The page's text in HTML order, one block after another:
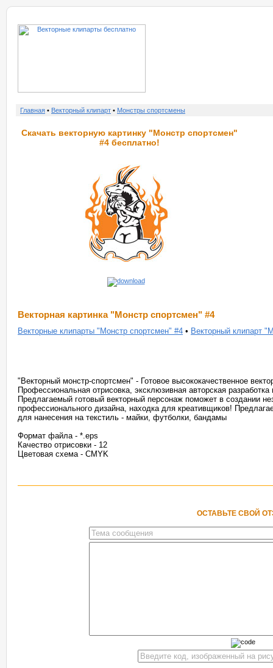
Главная • Векторный клипарт • Монстры спортсмены
Скачать векторную картинку "Монстр спортсмен"
#4 бесплатно!
Векторная картинка "Монстр спортсмен" #4
Векторные клипарты "Монстр спортсмен" #4 • Векторный клипарт
"Векторный монстр-спортсмен" - Готовое высококачественное
Профессиональная отрисовка, эксклюзивная авторская
Предлагаемый готовый векторный персонаж поможет в создании
профессионального дизайна, находка для креативщиков!
для нанесения на текстиль - майки, футболки, бандамы
Формат файла - *.eps
Качество отрисовки - 12
Цветовая схема - CMYK
ОСТАВЬТЕ СВОЙ